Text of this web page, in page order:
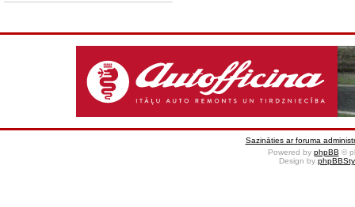
Sazināties ar foruma
Powered by phpBB ©
Design by